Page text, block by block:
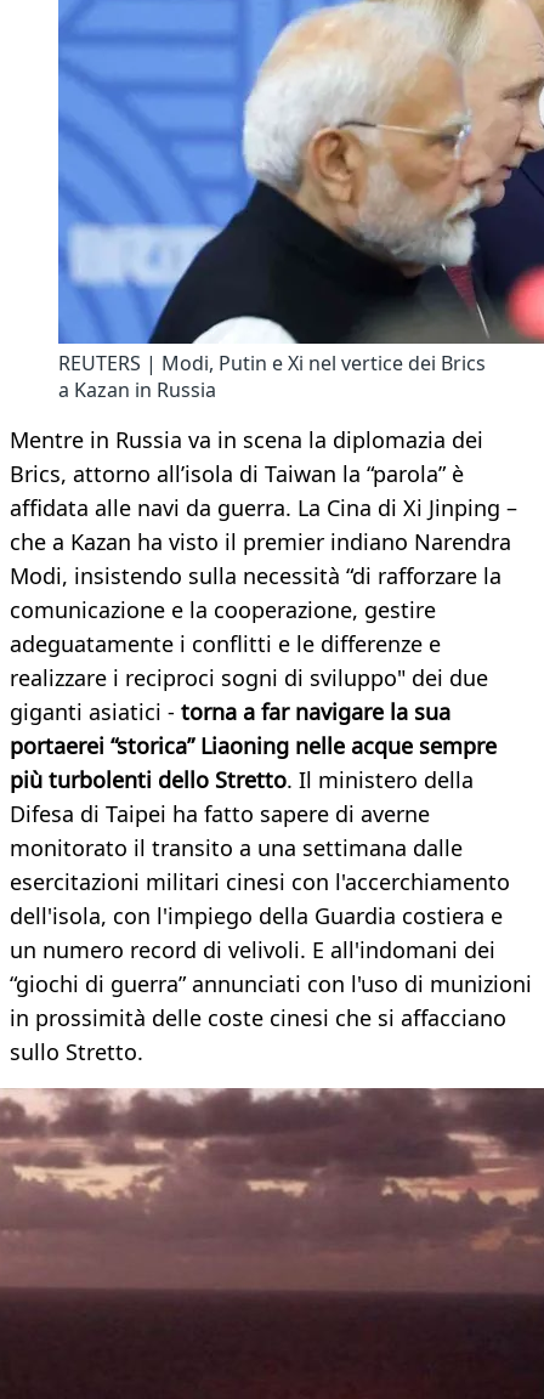
REUTERS | Modi, Putin e Xi nel vertice dei Brics
a Kazan in Russia
Mentre in Russia va in scena la diplomazia dei
Brics, attorno all’isola di Taiwan la “parola” è
affidata alle navi da guerra. La Cina di Xi Jinping –
che a Kazan ha visto il premier indiano Narendra
Modi, insistendo sulla necessità “di rafforzare la
comunicazione e la cooperazione, gestire
adeguatamente i conflitti e le differenze e
realizzare i reciproci sogni di sviluppo" dei due
giganti asiatici - torna a far navigare la sua
portaerei “storica” Liaoning nelle acque sempre
più turbolenti dello Stretto. Il ministero della
Difesa di Taipei ha fatto sapere di averne
monitorato il transito a una settimana dalle
esercitazioni militari cinesi con l'accerchiamento
dell'isola, con l'impiego della Guardia costiera e
un numero record di velivoli. E all'indomani dei
“giochi di guerra” annunciati con l'uso di munizioni
in prossimità delle coste cinesi che si affacciano
sullo Stretto.